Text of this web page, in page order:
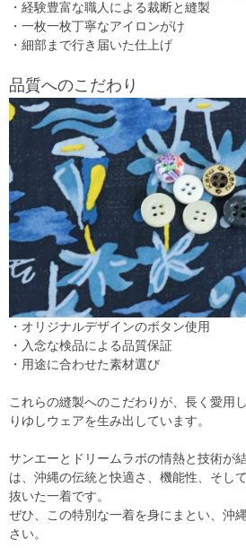
・経験豊富な職人による裁断と縫製
・一枚一枚丁寧なアイロンがけ
・細部まで行き届いた仕上げ
品質へのこだわり
・オリジナルデザインのボタン使用
・入念な検品による品質保証
・用途に合わせた素材選び
これらの縫製へのこだわりが、長く愛用
りゆしウェアを生み出しています。
サンエーとドリームラボの情熱と技術が
は、沖縄の伝統と快適さ、機能性、そし
抜いた一着です。
ぜひ、この特別な一着を身にまとい、沖
さい。